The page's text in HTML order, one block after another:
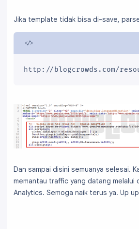
Jika template tidak bisa di-save,
http://blogcrowds.com/
Dan sampai disini semuanya selesai.
memantau traffic yang datang melalui
Analytics. Semoga naik terus ya. Up